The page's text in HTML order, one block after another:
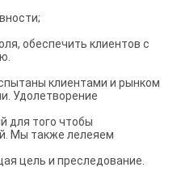
обеспечить клиентов с
клиентами и рынком
Удолетворение
для того чтобы
Мы также лелеяем
цель и преследование.